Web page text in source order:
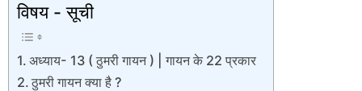
विषय - सूची
अध्याय- 13 ( ठुमरी गायन ) | गायन के 22 प्रकार
ठुमरी गायन क्या है ?